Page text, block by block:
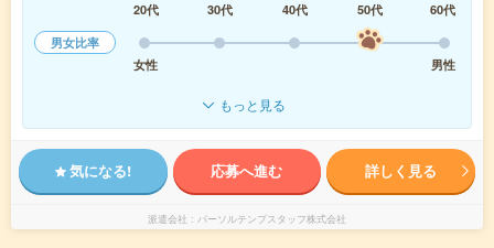
20代
30代 40代 50代
60代
男女比率
女性
男性
もっと見る
気になる! 応募へ進む 詳しく見る
派遣会社 パーソルテンプスタッフ株式会社